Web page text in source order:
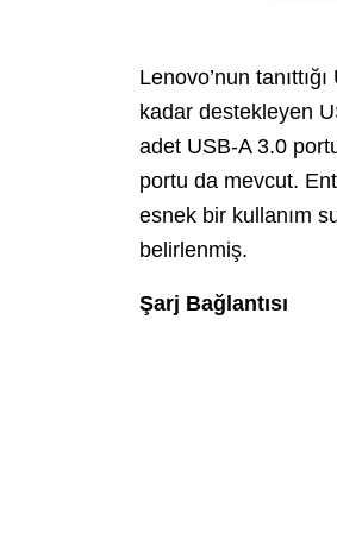
Lenovo’nun
kadar destekleyen
adet USB-A 3.0
portu da mevcut.
esnek bir kullanım
belirlenmiş.
Şarj Bağlantısı